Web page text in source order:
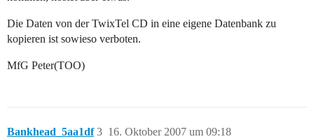
Die Daten von der TwixTel CD in eine eigene Datenbank zu
kopieren ist sowieso verboten.
MfG Peter(TOO)
Bankhead_5aa1df 16. Oktober 2007 um 09:18
3